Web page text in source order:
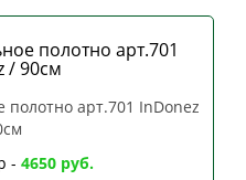
полотно арт.701
/ 90см
- 4650 руб.